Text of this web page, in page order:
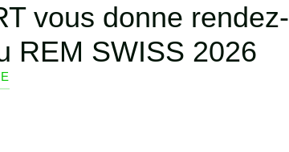
vous donne rendez-
REM SWISS 2026